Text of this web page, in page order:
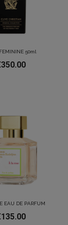
50ml
EAU DE PARFUM